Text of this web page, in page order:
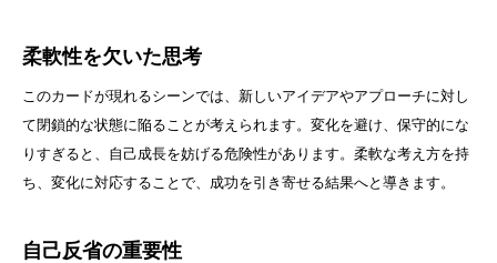
柔軟性を欠いた思考
このカードが現れるシーンでは、新しいアイデアやアプローチに対し
て閉鎖的な状態に陥ることが考えられます。変化を避け、保守的にな
りすぎると、自己成長を妨げる危険性があります。柔軟な考え方を持
ち、変化に対応することで、成功を引き寄せる結果へと導きます。
自己反省の重要性